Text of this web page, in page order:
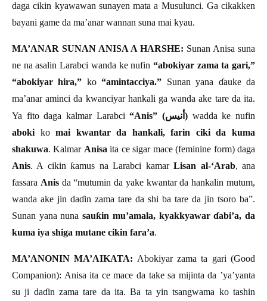
daga cikin kyawawan sunayen mata a Musulunci. Ga cikakken
bayani game da ma’anar wannan suna mai kyau.
MA’ANAR SUNAN ANISA A HARSHE: Sunan Anisa suna
ne na asalin Larabci wanda ke nufin “abokiyar zama ta gari,”
“abokiyar hira,” ko“amintacciya.” Sunan yana ɗauke da
ma’anar aminci da kwanciyar hankali ga wanda ake tare da ita.
Ya fito daga kalmar Larabci “Anis” (أنيس) wadda ke nufin
aboki komai kwantar da hankali, farin ciki da kuma
shakuwa. Kalmar Anisa ita ce sigar mace (feminine form) daga
Anis. A cikin ƙamus na Larabci kamar Lisan al-‘Arab, ana
fassara Anisda “mutumin da yake kwantar da hankalin mutum,
wanda ake jin daɗin zama tare da shi ba tare da jin tsoro ba”.
Sunan yana nuna sauƙin mu’amala, kyakkyawarɗabi’a, da
kuma iya shiga mutane cikin fara’a.
MA’ANONIN MA’AIKATA: Abokiyar zama ta gari (Good
Companion): Anisa ita ce mace da take sa mijinta da ’ya’yanta
su ji daɗin zama tare da ita. Ba ta yin tsangwama ko tashin